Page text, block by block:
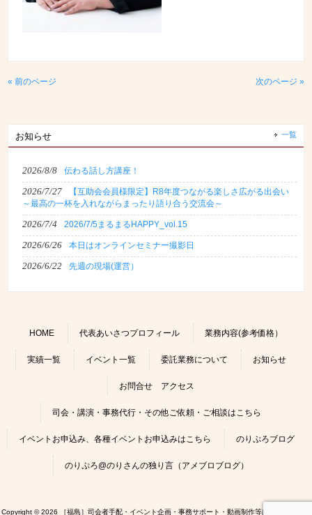
« 前のページ 次のページ »
お知らせ 一覧
2026/8/8 伝わる話し方講座！
2026/7/27
【互助会会員様限定】R8年度つながる楽しさ広がる出会い
～最高の一杯を入れながらまったり語り合う交流会～
2026/7/4 2026/7/5まるまるHAPPY_vol.15
2026/6/26 本日はオンラインセミナー撮影日
2026/6/22 先週の現場(運営）
HOME 代表あいさつプロフィール 業務内容(参考価格）
実績一覧 イベント一覧 委託業務について お知らせ
お問合せ アクセス
司会・講演・事務代行・その他ご依頼・ご相談はこちら
イベントお申込み、各種イベントお申込みはこちら のりぷろブログ
のりぷろ@のりさんの独り言（アメブロブログ）
Copyright © 2026 ［福島］司会者手配・イベント企画・事務サポート・動画制作等はのりぷろにお